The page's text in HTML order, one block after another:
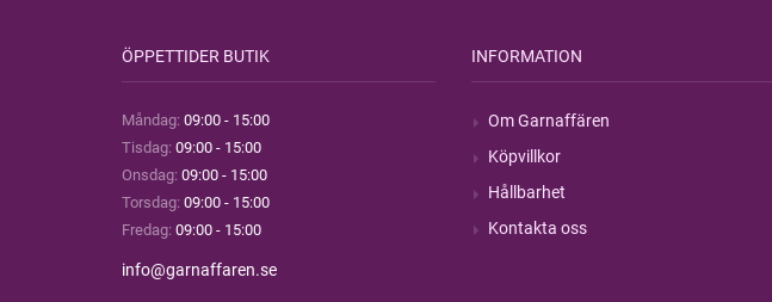
ÖPPETTIDER BUTIK
Måndag: 09:00 - 15:00
Tisdag: 09:00 - 15:00
Onsdag: 09:00 - 15:00
Torsdag: 09:00 - 15:00
Fredag: 09:00 - 15:00
info@garnaffaren.se
INFORMATION
Om Garnaffären
Köpvillkor
Hållbarhet
Kontakta oss